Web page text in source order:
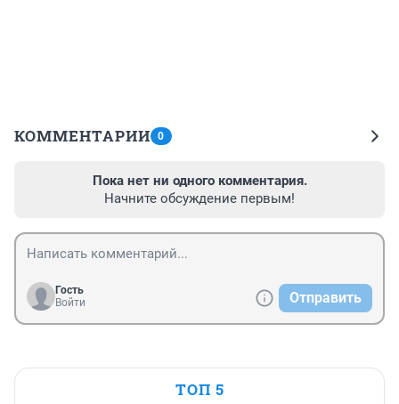
КОММЕНТАРИИ 0
Пока нет ни одного комментария.
Начните обсуждение первым!
Гость
Войти
Отправить
ТОП 5